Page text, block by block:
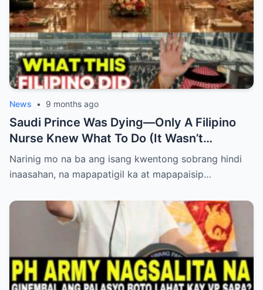
News • 9 months ago
Saudi Prince Was Dying—Only A Filipino
Nurse Knew What To Do (It Wasn’t
Medicine)
Narinig mo na ba ang isang kwentong sobrang hindi
inaasahan, na mapapatigil ka at mapapaisip…